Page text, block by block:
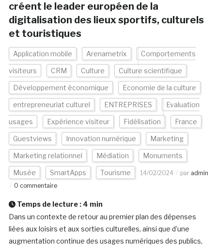
créent le leader européen de la
digitalisation des lieux sportifs, culturels
et touristiques
Application mobile Arenametrix Comportements
visiteurs CRM Culture Culture scientifique
Développement économique Economie de la culture
entrepreneuriat culturel ENTREPRISES Evaluation
usages Expérience visiteur Fidélisation France
Guestviews Innovation numérique Marketing
Marketing relationnel Médiation Monuments
Musée SmartApps Tourisme 14/02/2024 par admin
0 commentaire
Temps de lecture : 4 min
Dans un contexte de retour au premier plan des dépenses
liées aux loisirs et aux sorties culturelles, ainsi que d’une
augmentation continue des usages numériques des publics,